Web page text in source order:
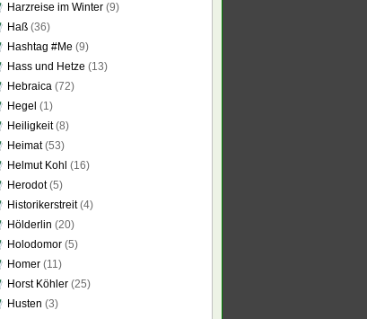
Harzreise im Winter (9)
Haß (36)
Hashtag #Me (9)
Hass und Hetze (13)
Hebraica (72)
Hegel (1)
Heiligkeit(8)
Heimat(53)
Helmut Kohl (16)
Herodot(5)
Historikerstreit(4)
Hölderlin (20)
Holodomor (5)
Homer (11)
Horst Köhler (25)
Husten (3)